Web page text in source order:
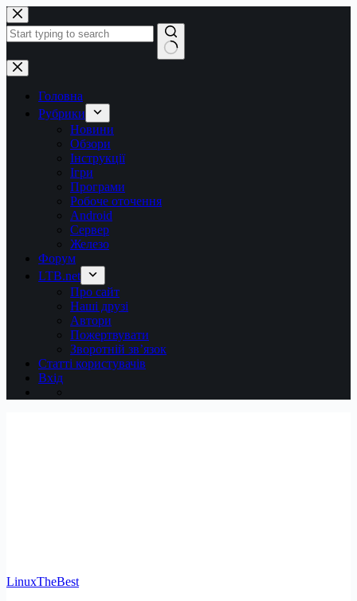
Перейти
до
вмісту
Немає
результатів
Головна
Рубрики
Новини
Обзори
Інструкції
Ігри
Програми
Робоче оточення
Android
Сервер
Железо
Форум
LTB.net
Про сайт
Наші друзі
Автори
Пожертвувати
Зворотній зв’язок
Статті користувачів
Вхід
LinuxTheBest